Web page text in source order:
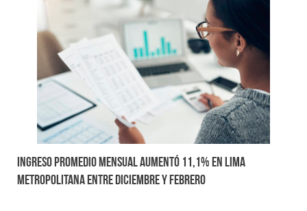
Ingreso promedio mensual aumentó 11,1% en Lima
Metropolitana entre diciembre y febrero